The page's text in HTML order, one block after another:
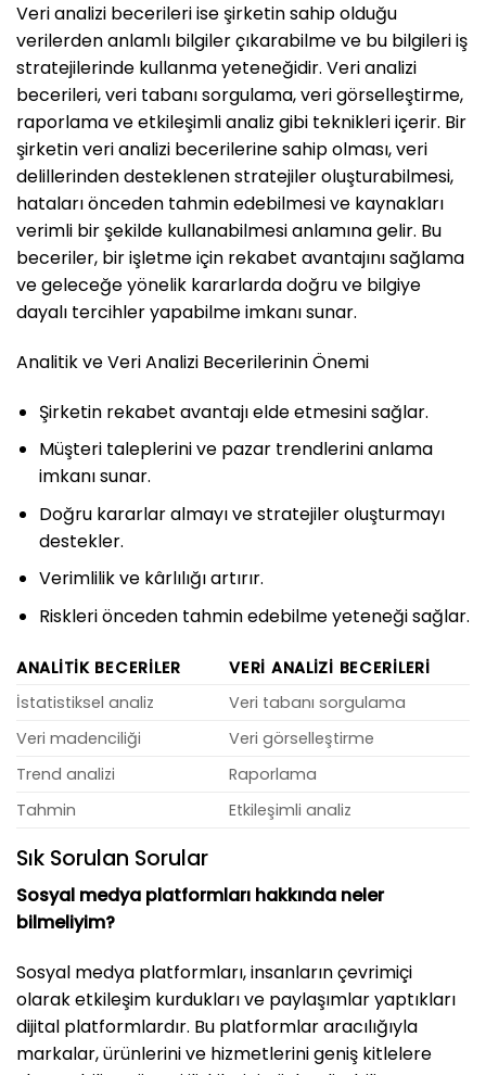
Veri analizi becerileri ise şirketin sahip olduğu
verilerden anlamlı bilgiler çıkarabilme ve bu bilgileri iş
stratejilerinde kullanma yeteneğidir. Veri analizi
becerileri, veri tabanı sorgulama, veri görselleştirme,
raporlama ve etkileşimli analiz gibi teknikleri içerir. Bir
şirketin veri analizi becerilerine sahip olması, veri
delillerinden desteklenen stratejiler oluşturabilmesi,
hataları önceden tahmin edebilmesi ve kaynakları
verimli bir şekilde kullanabilmesi anlamına gelir. Bu
beceriler, bir işletme için rekabet avantajını sağlama
ve geleceğe yönelik kararlarda doğru ve bilgiye
dayalı tercihler yapabilme imkanı sunar.
Analitik ve Veri Analizi Becerilerinin Önemi
Şirketin rekabet avantajı elde etmesini sağlar.
Müşteri taleplerini ve pazar trendlerini anlama
imkanı sunar.
Doğru kararlar almayı ve stratejiler oluşturmayı
destekler.
Verimlilik ve kârlılığı artırır.
Riskleri önceden tahmin edebilme yeteneği sağlar.
ANALITIK BECERILER
VERI ANALIZI BECERILERI
İstatistiksel analiz
Veri tabanı sorgulama
Veri madenciliği
Veri görselleştirme
Trend analizi
Raporlama
Tahmin
Etkileşimli analiz
Sık Sorulan Sorular
Sosyal medya platformları hakkında neler
bilmeliyim?
Sosyal medya platformları, insanların çevrimiçi
olarak etkileşim kurdukları ve paylaşımlar yaptıkları
dijital platformlardır. Bu platformlar aracılığıyla
markalar, ürünlerini ve hizmetlerini geniş kitlelere